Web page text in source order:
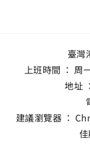
臺灣
上班時間 ： 周
地址 ：
建議瀏覽器 ：